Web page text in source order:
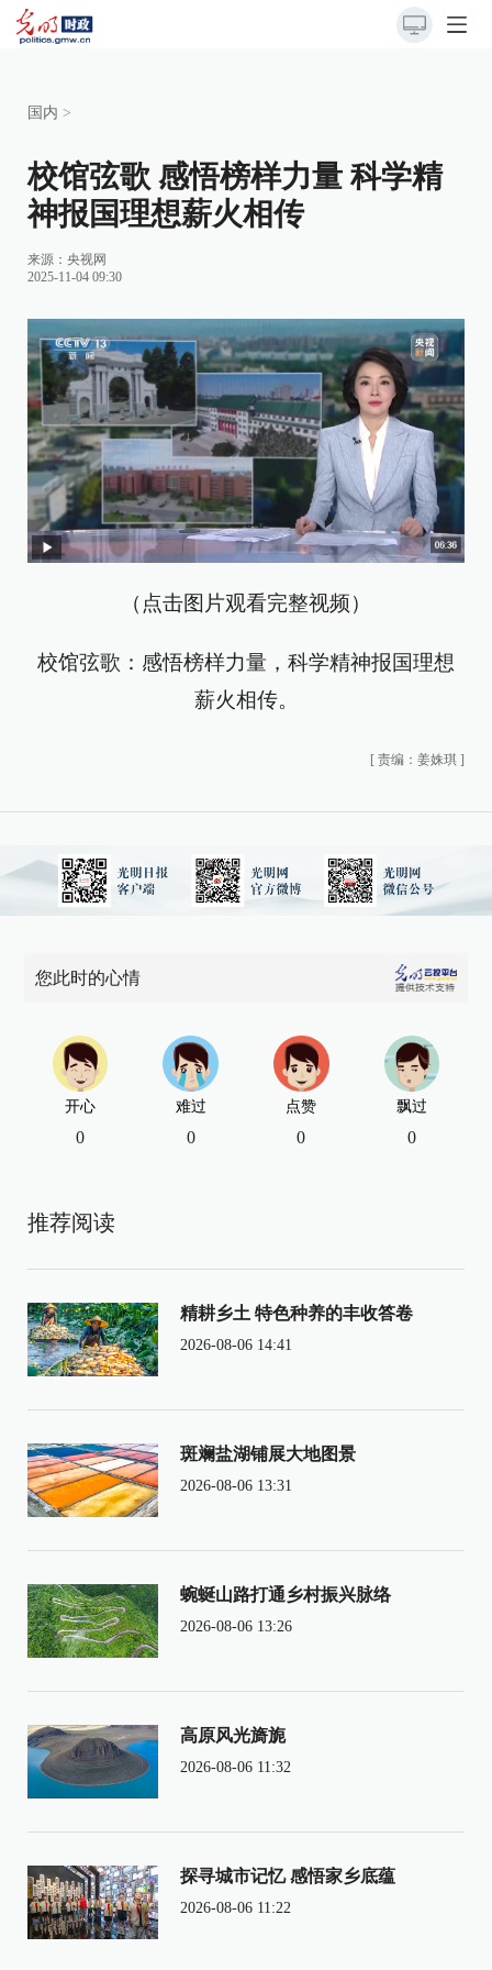
国内 >
校馆弦歌 感悟榜样力量 科学精
神报国理想薪火相传
来源： 央视网
2025-11-04 09:30
（点击图片观看完整视频）
校馆弦歌：感悟榜样力量，科学精神报国理想
薪火相传。
[ 责编：姜姝琪 ]
您此时的心情
开心
0
难过
0
点赞
0
飘过
0
推荐阅读
精耕乡土 特色种养的丰收答卷
2026-08-06 14:41
斑斓盐湖铺展大地图景
2026-08-06 13:31
蜿蜒山路打通乡村振兴脉络
2026-08-06 13:26
高原风光旖旎
2026-08-06 11:32
探寻城市记忆 感悟家乡底蕴
2026-08-06 11:22